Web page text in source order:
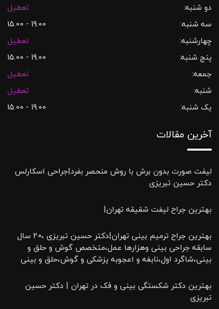
دو شنبه:
تعطیل
سه شنبه:
19.00 - 15.00
چهارشنبه:
تعطیل
پنج شنبه:
19.00 - 15.00
جمعه:
تعطیل
شنبه:
تعطیل
یک شنبه:
19.00 - 15.00
آخرین مقالات
لیفت صورت بدون برش با روش منحصر بفرد|جراحی اسکارلس
دکتر حسین تبریزی
بهترین جراح لیفت شقیقه تهران|
بهترین جراح ترمیم بینی تهران|دکتر حسین تبریزی ،20 سال
سابقه جراحی بینی وهزارها عمل،متخصص گوش و حلق و
بینی،شاگرد اول،نابغه و اعجوبه پزشکی و گوش،حلق و بینی
بهترین دکتر شکستگی بینی و فک در تهران | دکتر حسین
تبریزی